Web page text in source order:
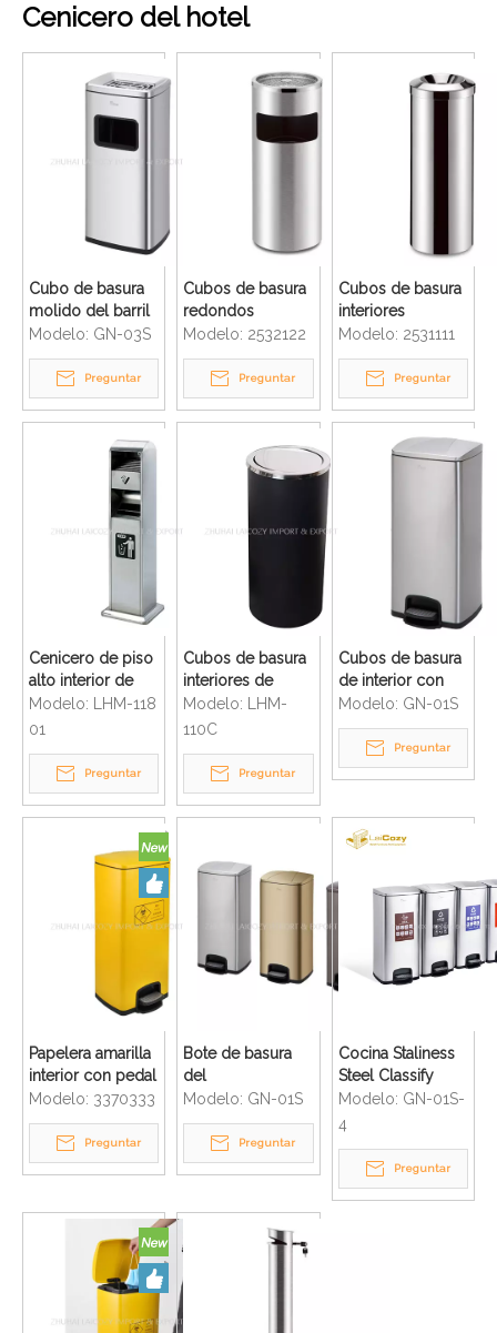
Cenicero del hotel
Cubo de basura
molido del barril
de ceniza del
cubo de polvo
del acero
inoxidable 20L de
la buena calidad
al por mayor de
Modelo: GN-03S
Preguntar
Cubos de basura
redondos
interiores de
acero inoxidable
para vestíbulo de
hotel
Modelo: 2532122
Preguntar
Cubos de basura
interiores
redondos de
acero inoxidable
para hotel con
tapa
Modelo: 2531111
Preguntar
Cenicero de piso
alto interior de
lujo de acero
inoxidable
Modelo: LHM-118
01
Preguntar
Cubos de basura
interiores de
hotel con tapa
abatible
Modelo: LHM-
110C
Preguntar
Cubos de basura
de interior con
pedal de acero
inoxidable 30L
Modelo: GN-01S
Preguntar
Papelera amarilla
interior con pedal
de recogida de
máscaras usadas
en el hospital
Modelo: 3370333
Preguntar
Bote de basura
del
compartimiento
del polvo del
pedal de la
cocina del acero
la buena calidad
al por mayor de
Modelo: GN-01S
Preguntar
Cocina Staliness
Steel Classify
Cubos de basura
con pedal para
Modelo: GN-01S-
4
Preguntar